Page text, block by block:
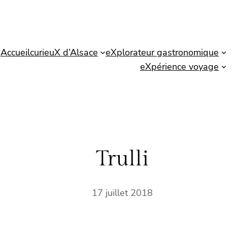
AccueilcurieuX d’Alsace
eXplorateur gastronomique
eXpérience voyage
Trulli
17 juillet 2018